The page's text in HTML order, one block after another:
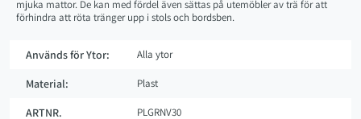
mjuka mattor. De kan med fördel även sättas på utemöbler av trä för att
förhindra att röta tränger upp i stols och bordsben.
Används för Ytor: Alla ytor
Material: Plast
ARTNR. PLGRNV30